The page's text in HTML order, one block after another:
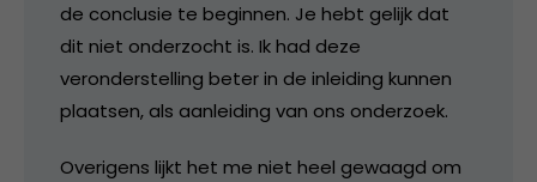
de conclusie te beginnen. Je hebt gelijk dat
dit niet onderzocht is. Ik had deze
veronderstelling beter in de inleiding kunnen
plaatsen, als aanleiding van ons onderzoek.
Overigens lijkt het me niet heel gewaagd om